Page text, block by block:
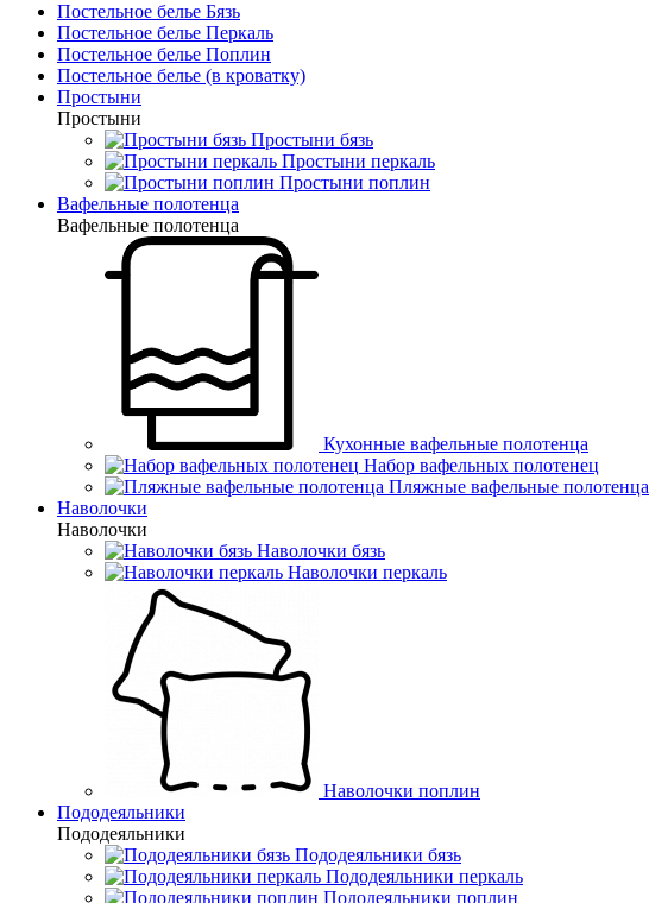
Постельное белье Бязь
Постельное белье Перкаль
Постельное белье Поплин
Постельное белье (в кроватку)
Простыни
Простыни
Простыни бязь
Простыни перкаль
Простыни поплин
Вафельные полотенца
Вафельные полотенца
Кухонные вафельные полотенца
Набор вафельных полотенец
Пляжные вафельные полотенца
Наволочки
Наволочки
Наволочки бязь
Наволочки перкаль
Наволочки поплин
Пододеяльники
Пододеяльники
Пододеяльники бязь
Пододеяльники перкаль
Пододеяльники поплин